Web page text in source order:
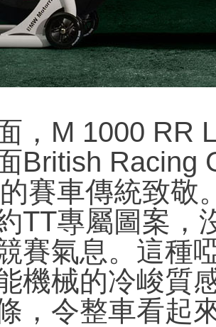
，M 1000 RR
British Racing
賽車傳統致敬
TT專屬圖案，
賽氣息。這種
機械的冷峻質
，令整車看起